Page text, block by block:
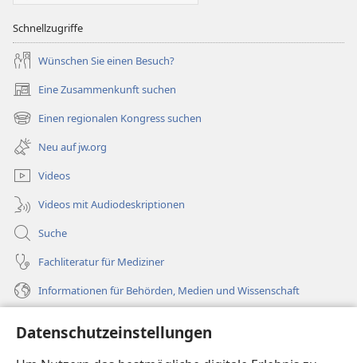
Datenschutzeinstellungen
Schnellzugriffe
Wünschen Sie einen Besuch?
Eine Zusammenkunft suchen
(öffnet
neues
Fenster)
Einen regionalen Kongress suchen
(öffnet
neues
Fenster)
Neu auf jw.org
Videos
Videos mit Audiodeskriptionen
Suche
Fachliteratur für Mediziner
Informationen für Behörden, Medien und Wissenschaft
Spenden